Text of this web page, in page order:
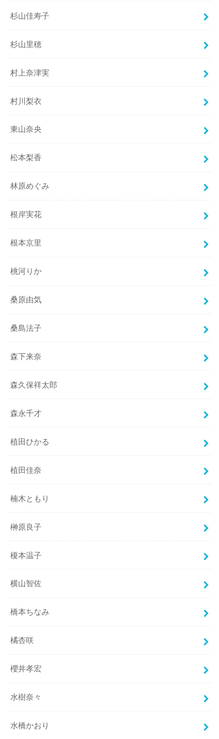
杉山佳寿子
杉山里穂
村上奈津実
村川梨衣
東山奈央
松本梨香
林原めぐみ
根岸実花
根本京里
桃河りか
桑原由気
桑島法子
森下来奈
森久保祥太郎
森永千才
植田ひかる
植田佳奈
楠木ともり
榊原良子
榎本温子
横山智佐
橋本ちなみ
橘杏咲
櫻井孝宏
水樹奈々
水橋かおり